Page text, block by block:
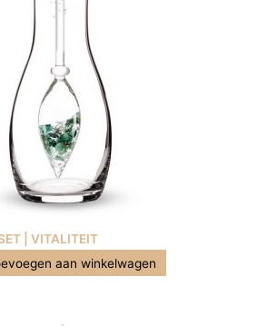
| VITALITEIT
aan winkelwagen